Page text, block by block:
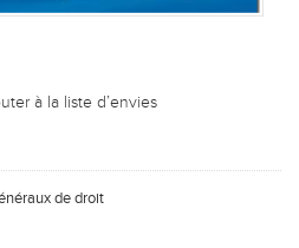
à la liste d’envies
de droit